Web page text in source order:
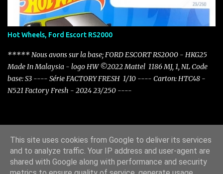
MB1306 - 2022 - 2019 Ford Mustang Convertible MB1313 - 2022 -
Ford GT40 MOVING PARTS MB1317 - 2022 - 2021 -Ford Bronco
MB1319 - 2023 - 1969 Ford Mustang Boss 302 MOVING PARTS
MB1354 - 2023 - 1970 Ford Ranchero MB1363 2022 FORD
BRONCO SPORT MB 1369 1969 FORD MUSTANG BOSS 302 (
Moving Parts ) NEW MB 1374 1957 FORD COUNTRY SEDAN
MB1384 - 1993 Ford F-100 MB1447 - 1962 FORD ...
Hot Wheels, Ford Escort RS2000
***** Nous avons sur la base; FORD ESCORT RS2000 - HKG25
Made In Malaysia - logo HW ©2022 Mattel 1186 MJ, 1, NL Code
base: S3 ---- Série FACTORY FRESH 1/10 ---- Carton: HTC48 -
N521 Factory Fresh - 2024 23/250 ----
Fourni par Blogger
© 2020>2024 R.THEYS, ma collection de Miniature-Ford
This site uses cookies from Google to deliver its services
and to analyze traffic. Your IP address and user-agent are
shared with Google along with performance and security